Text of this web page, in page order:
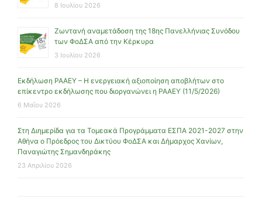
8 Ιουλίου 2026
Ζωντανή αναμετάδοση της 18ης Πανελλήνιας Συνόδου
των ΦοΔΣΑ από την Κέρκυρα
3 Ιουλίου 2026
Εκδήλωση ΡΑΑΕΥ – Η ενεργειακή αξιοποίηση αποβλήτων στο
επίκεντρο εκδήλωσης που διοργανώνει η ΡΑΑΕΥ (11/5/2026)
6 Μαΐου 2026
Στη Διημερίδα για τα Τομεακά Προγράμματα ΕΣΠΑ 2021-2027 στην
Αθήνα ο Πρόεδρος του Δικτύου ΦοΔΣΑ και Δήμαρχος Χανίων,
Παναγιώτης Σημανδηράκης
23 Απριλίου 2026